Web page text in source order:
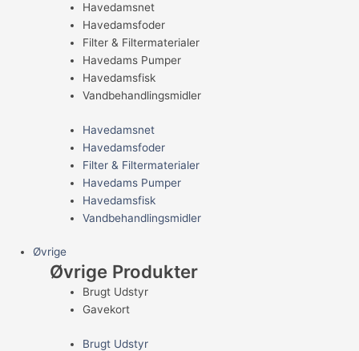
Havedamsnet
Havedamsfoder
Filter & Filtermaterialer
Havedams Pumper
Havedamsfisk
Vandbehandlingsmidler
Havedamsnet
Havedamsfoder
Filter & Filtermaterialer
Havedams Pumper
Havedamsfisk
Vandbehandlingsmidler
Øvrige
Øvrige Produkter
Brugt Udstyr
Gavekort
Brugt Udstyr